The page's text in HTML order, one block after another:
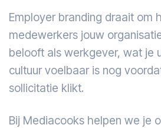
Employer branding draait om
medewerkers jouw
belooft als werkgever, wat je
cultuur voelbaar is nog
sollicitatie klikt.
Bij Mediacooks helpen we je